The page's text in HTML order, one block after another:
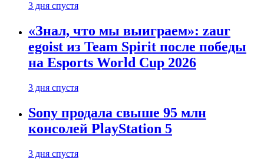
3 дня спустя
«Знал, что мы выиграем»: zaur
egoist из Team Spirit после победы
на Esports World Cup 2026
3 дня спустя
Sony продала свыше 95 млн
консолей PlayStation 5
3 дня спустя